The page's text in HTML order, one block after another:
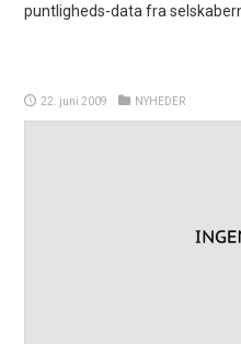
puntligheds-data fra
22. juni 2009 NYHEDER